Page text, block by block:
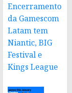
Encerramento
da Gamescom
Latam tem
Niantic, BIG
Festival e
Kings League